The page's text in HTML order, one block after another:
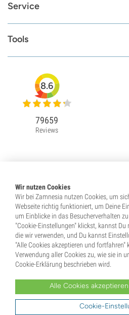
Service
Tools
Wir nutzen Cookies
Wir bei Zamnesia nutzen Cookies, um
Webseite richtig funktioniert, um Deine
um Einblicke in das Besucherverhalten
"Cookie-Einstellungen" klickst, kannst Du
die wir verwenden, und Du kannst
"Alle Cookies akzeptieren und
Verwendung aller Cookies zu, wie sie in
Cookie-Erklärung beschrieben wird.
Alle Cookies
Cookie-
8.6
79659
Reviews
* Samen werden als Souvenirs verkauft. In vielen Ländern
Dir der dort geltenden Gesetze bewusst bist. Du
gegenüber Zamnesia, falls Du gegen